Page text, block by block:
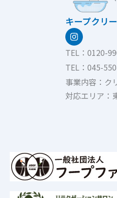
キープクリ
I
n
s
t
a
g
r
a
m
TEL：0120-
TEL：045-
事業内容：ク
対応エリア：